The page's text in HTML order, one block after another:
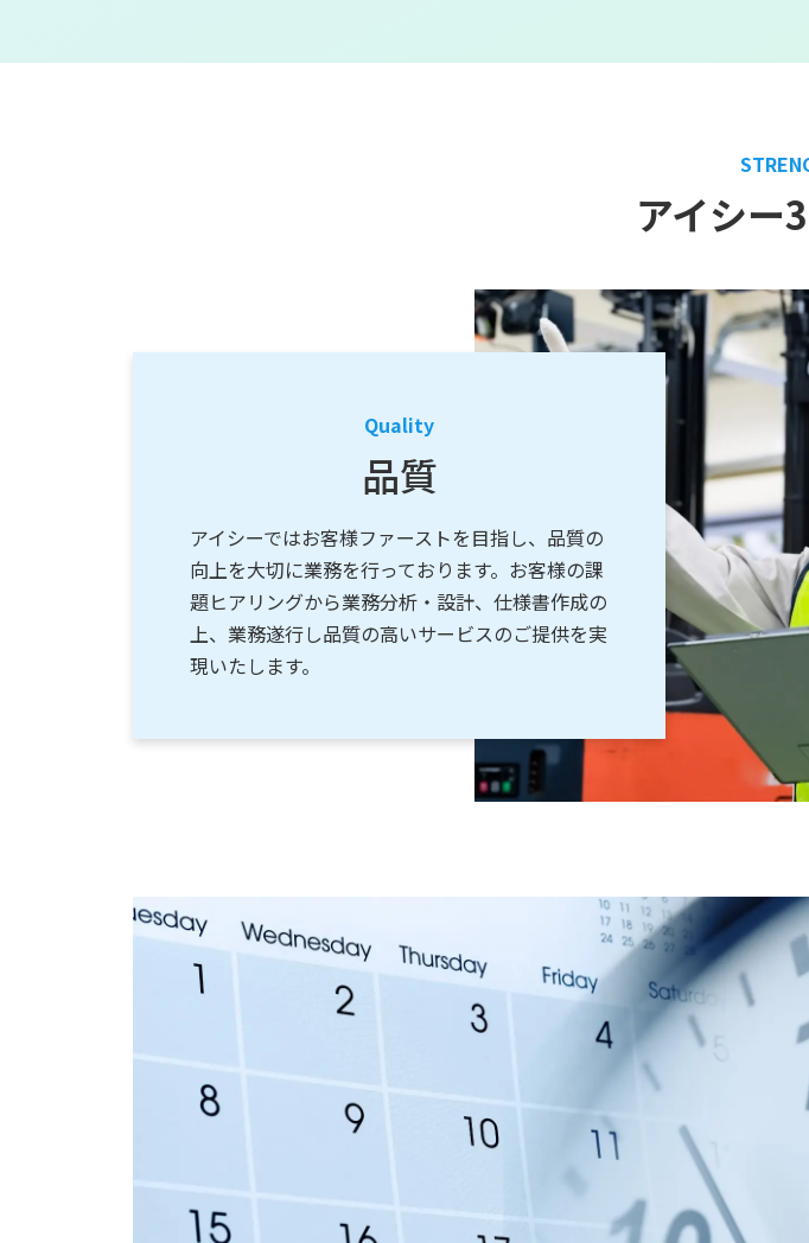
アイシー
Quality
品質
アイシーではお客様ファーストを目指し、品質の
向上を大切に業務を行っております。お客様の課
題ヒアリングから業務分析・設計、仕様書作成の
上、業務遂行し品質の高いサービスのご提供を実
現いたします。